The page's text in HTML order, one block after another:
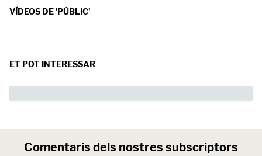
VÍDEOS DE 'PÚBLIC'
ET POT INTERESSAR
Comentaris dels nostres subscriptors